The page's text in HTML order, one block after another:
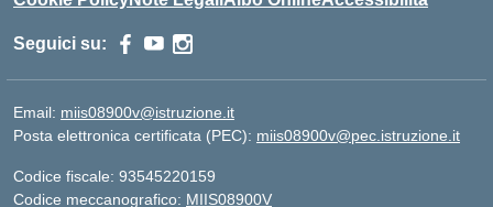
Seguici su:
Email: miis08900v@istruzione.it
Posta elettronica certificata (PEC): miis08900v@pec.istruzione.it
Codice fiscale: 93545220159
Codice meccanografico: MIIS08900V